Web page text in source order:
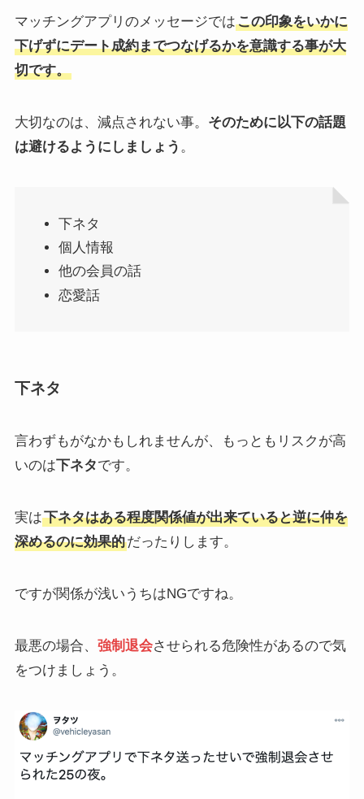
マッチングアプリのメッセージではこの印象をいかに
下げずにデート成約までつなげるかを意識する事が大
切です。
大切なのは、減点されない事。 そのために以下の話題
は避けるようにしましょう 。
下ネタ
個人情報
他の会員の話
恋愛話
下ネタ
言わずもがなかもしれませんが、もっともリスクが高
いのは下ネタです。
実は下ネタはある程度関係値が出来ていると逆に仲を
深めるのに効果的だったりします。
ですが関係が浅いうちはNGですね。
最悪の場合、 強制退会させられる危険性があるので気
をつけましょう。